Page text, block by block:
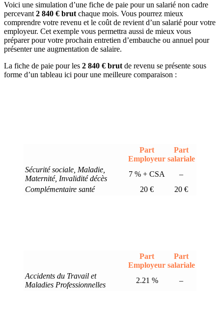
Voici une simulation d’une fiche de paie pour un salarié non cadre
percevant 2 840 € brut chaque mois. Vous pourrez mieux
comprendre votre revenu et le coût de revient d’un salarié pour votre
employeur. Cet exemple vous permettra aussi de mieux vous
préparer pour votre prochain entretien d’embauche ou annuel pour
présenter une augmentation de salaire.
La fiche de paie pour les 2 840 € brut de revenu se présente sous
forme d’un tableau ici pour une meilleure comparaison :
Part
Employeur
Part
salariale
Sécurité sociale, Maladie,
Maternité, Invalidité décès
7 % + CSA
–
Complémentaire santé
20 € 20 €
Part
Employeur
Part
salariale
Accidents du Travail et
Maladies Professionnelles
2.21 % –